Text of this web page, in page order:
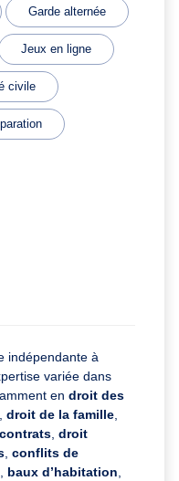
Garde alternée
Jeux en ligne
civile
indépendante à
variée dans
en droit des
, droit de la famille,
, droit
, conflits de
, baux d’habitation,